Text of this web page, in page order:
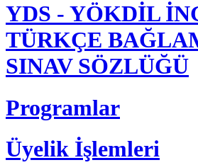
YDS - YÖKDİL
TÜRKÇE
SINAV SÖZLÜĞÜ
Programlar
Üyelik İşlemleri